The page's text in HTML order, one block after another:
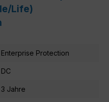
Life)
Enterprise Protection
DC
3 Jahre